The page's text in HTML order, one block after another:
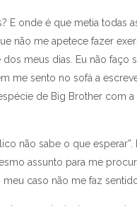
E onde é que metia todas
não me apetece fazer
meus dias. Eu não faço
me sento no sofá a
de Big Brother com
não sabe o que esperar”.
assunto para me
caso não me faz